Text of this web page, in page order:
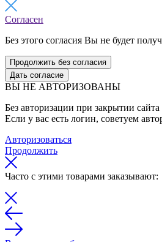
Согласен
Без этого согласия Вы не будет
Продолжить без согласия
Дать согласие
ВЫ НЕ АВТОРИЗОВАНЫ
Без авторизации при закрытии
Если у вас есть логин, советуем
Авторизоваться
Продолжить
Часто с этими товарами заказывают: